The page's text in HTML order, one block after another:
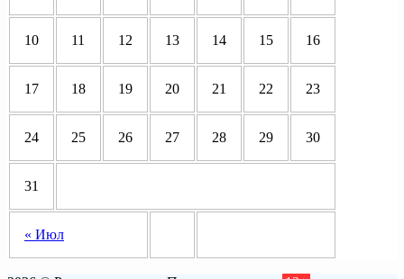
« Июл
10 11 12 13 14 15 16
17 18 19 20 21 22 23
24 25 26 27 28 29 30
31